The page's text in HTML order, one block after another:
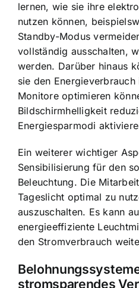
lernen, wie sie ihre
nutzen können,
Standby-Modus
vollständig ausschalten,
werden. Darüber hinaus
sie den
Monitore optimieren
Bildschirmhelligkeit
Energiesparmodi
Ein weiterer wichtiger
Sensibilisierung für den
Beleuchtung. Die
Tageslicht optimal zu
auszuschalten. Es kann
energieeffiziente
den Stromverbrauch
stromsparendes